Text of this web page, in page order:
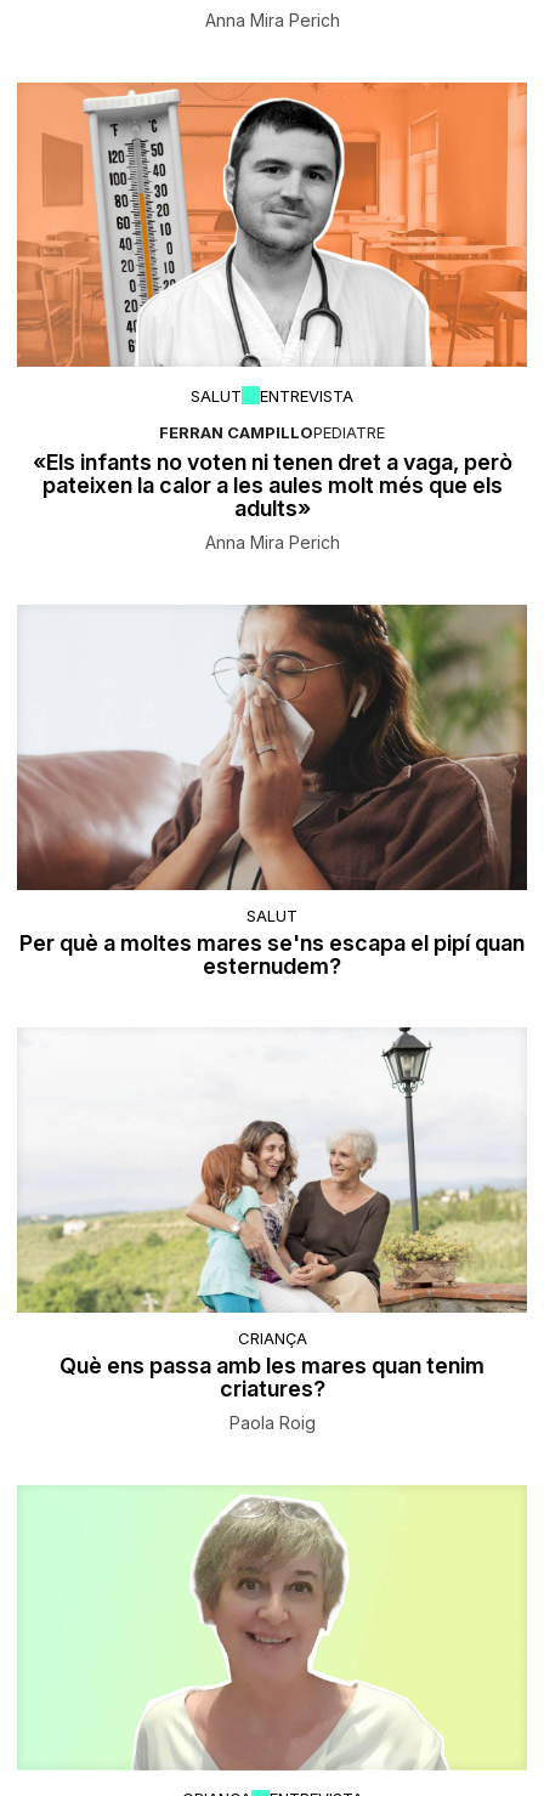
Anna Mira Perich
SALUT
ENTREVISTA
FERRAN CAMPILLOPEDIATRE
«Els infants no voten ni tenen dret a vaga, però
pateixen la calor a les aules molt més que els
adults»
Anna Mira Perich
SALUT
Per què a moltes mares se'ns escapa el pipí quan
esternudem?
CRIANÇA
Què ens passa amb les mares quan tenim
criatures?
Paola Roig